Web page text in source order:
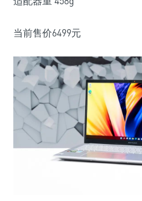
当前售价6499元